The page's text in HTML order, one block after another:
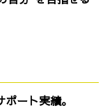
ート実績。